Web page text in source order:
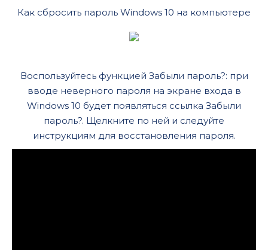
Как сбросить пароль Windows 10 на компьютере
Воспользуйтесь функцией Забыли пароль?: при
вводе неверного пароля на экране входа в
Windows 10 будет появляться ссылка Забыли
пароль?. Щелкните по ней и следуйте
инструкциям для восстановления пароля.